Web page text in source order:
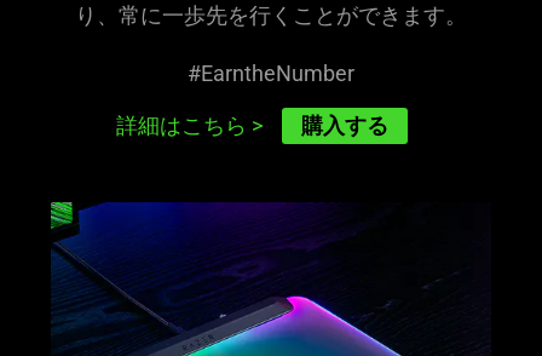
り、常に一歩先を行くことができ ます。
#EarntheNumber
詳細はこちら > 購入する
learn
more
-
razer
firefly